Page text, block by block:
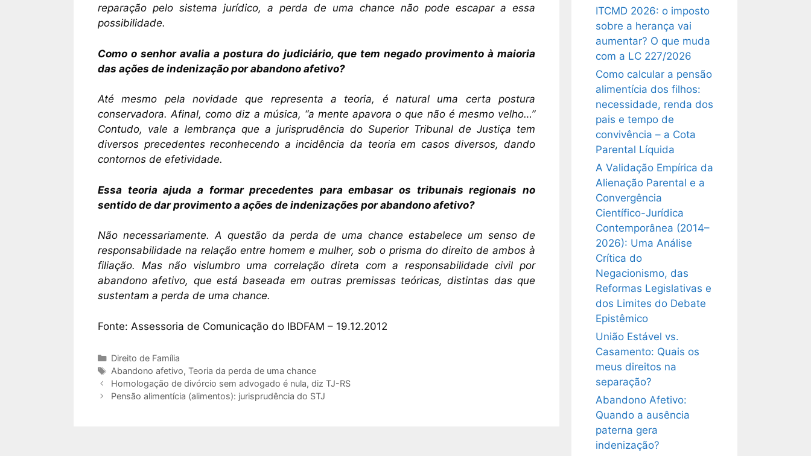
reparação pelo sistema jurídico, a perda de uma chance não pode escapar a essa
possibilidade.
Como o senhor avalia a postura do judiciário, que tem negado provimento à maioria
das ações de indenização por abandono afetivo?
Até mesmo pela novidade que representa a teoria, é natural uma certa postura
conservadora. Afinal, como diz a música, “a mente apavora o que não é mesmo velho…”
Contudo, vale a lembrança que a jurisprudência do Superior Tribunal de Justiça tem
diversos precedentes reconhecendo a incidência da teoria em casos diversos, dando
contornos de efetividade.
Essa teoria ajuda a formar precedentes para embasar os tribunais regionais no
sentido de dar provimento a ações de indenizações por abandono afetivo?
Não necessariamente. A questão da perda de uma chance estabelece um senso de
responsabilidade na relação entre homem e mulher, sob o prisma do direito de ambos à
filiação. Mas não vislumbro uma correlação direta com a responsabilidade civil por
abandono afetivo, que está baseada em outras premissas teóricas, distintas das que
sustentam a perda de uma chance.
Fonte: Assessoria de Comunicação do IBDFAM – 19.12.2012
Direito de Família
Abandono afetivo, Teoria da perda de uma chance
Homologação de divórcio sem advogado é nula, diz TJ-RS
Pensão alimentícia (alimentos): jurisprudência do STJ
ITCMD 2026: o imposto
sobre a herança vai
aumentar? O que muda
com a LC 227/2026
Como calcular a pensão
alimentícia dos filhos:
necessidade, renda dos
pais e tempo de
convivência – a Cota
Parental Líquida
A Validação Empírica da
Alienação Parental e a
Convergência
Científico-Jurídica
Contemporânea (2014–
2026): Uma Análise
Crítica do
Negacionismo, das
Reformas Legislativas e
dos Limites do Debate
Epistêmico
União Estável vs.
Casamento: Quais os
meus direitos na
separação?
Abandono Afetivo:
Quando a ausência
paterna gera
indenização?